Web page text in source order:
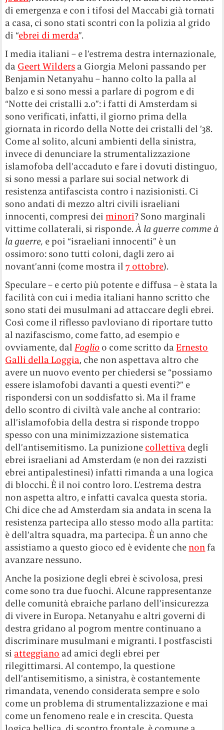
di emergenza e con i tifosi del Maccabi già tornati
a casa, ci sono stati scontri con la polizia al grido
di “ebrei di merda”.
I media italiani – e l’estrema destra internazionale,
da Geert Wilders a Giorgia Meloni passando per
Benjamin Netanyahu – hanno colto la palla al
balzo e si sono messi a parlare di pogrom e di
“Notte dei cristalli 2.0”: i fatti di Amsterdam si
sono verificati, infatti, il giorno prima della
giornata in ricordo della Notte dei cristalli del ’38.
Come al solito, alcuni ambienti della sinistra,
invece di denunciare la strumentalizzazione
islamofoba dell’accaduto e fare i dovuti distinguo,
si sono messi a parlare sui social network di
resistenza antifascista contro i nazisionisti. Ci
sono andati di mezzo altri civili israeliani
innocenti, compresi dei minori? Sono marginali
vittime collaterali, si risponde.À la guerre comme à
la guerre, e poi “israeliani innocenti” è un
ossimoro: sono tutti coloni, dagli zero ai
novant’anni (come mostra il7 ottobre).
Speculare – e certo più potente e diffusa – è stata la
facilità con cui i media italiani hanno scritto che
sono stati dei musulmani ad attaccare degli ebrei.
Così come il riflesso pavloviano di riportare tutto
al nazifascismo, come fatto, ad esempio e
ovviamente, dalFoglio o come scritto da Ernesto
Galli della Loggia, che non aspettava altro che
avere un nuovo evento per chiedersi se “possiamo
essere islamofobi davanti a questi eventi?” e
rispondersi con un soddisfatto sì. Ma il frame
dello scontro di civiltà vale anche al contrario:
all’islamofobia della destra si risponde troppo
spesso con una minimizzazione sistematica
dell’antisemitismo. La punizione collettiva degli
ebrei israeliani ad Amsterdam (e non dei razzisti
ebrei antipalestinesi) infatti rimanda a una logica
di blocchi. È il noi contro loro. L’estrema destra
non aspetta altro, e infatti cavalca questa storia.
Chi dice che ad Amsterdam sia andata in scena la
resistenza partecipa allo stesso modo alla partita:
è dell’altra squadra, ma partecipa. È un anno che
assistiamo a questo gioco ed è evidente che nonfa
avanzare nessuno.
Anche la posizione degli ebrei è scivolosa, presi
come sono tra due fuochi. Alcune rappresentanze
delle comunità ebraiche parlano dell’insicurezza
di vivere in Europa. Netanyahu e altri governi di
destra gridano al pogrom mentre continuano a
discriminare musulmani e migranti. I postfascisti
si atteggiano ad amici degli ebrei per
rilegittimarsi. Al contempo, la questione
dell’antisemitismo, a sinistra, è costantemente
rimandata, venendo considerata sempre e solo
come un problema di strumentalizzazione e mai
come un fenomeno reale e in crescita. Questa